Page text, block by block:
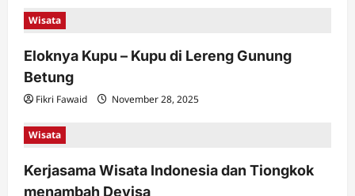
Wisata
Eloknya Kupu – Kupu di Lereng Gunung
Betung
Fikri Fawaid November 28, 2025
Wisata
Kerjasama Wisata Indonesia dan Tiongkok
menambah Devisa